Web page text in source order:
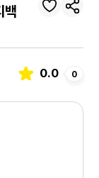
백
0.0 0